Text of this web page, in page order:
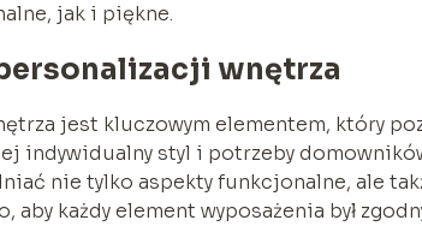
jak i piękne.
wnętrza
jest kluczowym elementem, który
indywidualny styl i potrzeby
nie tylko aspekty funkcjonalne, ale
aby każdy element wyposażenia był